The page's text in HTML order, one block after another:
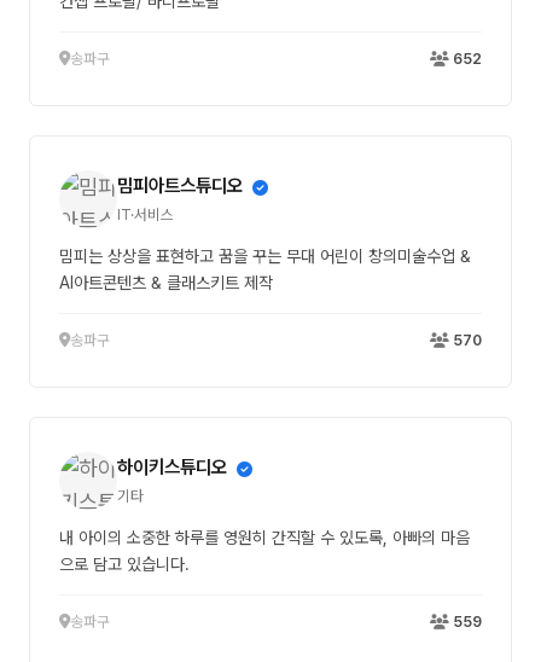
송파구 652
밈피아트스튜디오
IT·서비스
밈피는 상상을 표현하고 꿈을 꾸는 무대 어린이 창의미술수업 &
AI아트콘텐츠 & 클래스키트 제작
송파구 570
하이키스튜디오
기타
내 아이의 소중한 하루를 영원히 간직할 수 있도록, 아빠의 마음
으로 담고 있습니다.
송파구 559